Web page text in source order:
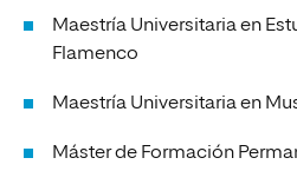
Maestría Universitaria en
Flamenco
Maestría Universitaria en
Máster de Formación